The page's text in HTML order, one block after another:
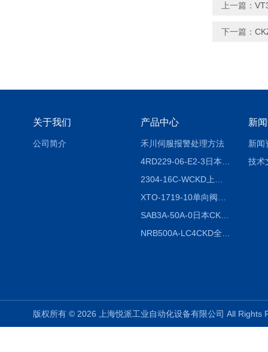
上一篇：
下一篇：
关于我们
公司简介
产品中心
禾川伺服报警处理方法
SAB3A-50A-0日本CKD全国授权代理
新
新闻
技术
版权所有 © 2026 上海悦派工业自动化设备有限公司 All